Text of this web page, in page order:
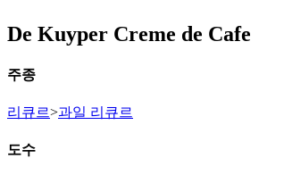
De Kuyper Creme de Cafe
주종
리큐르>과일 리큐르
도수